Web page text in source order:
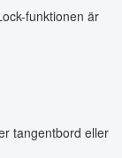
funktionen är
tangentbord eller